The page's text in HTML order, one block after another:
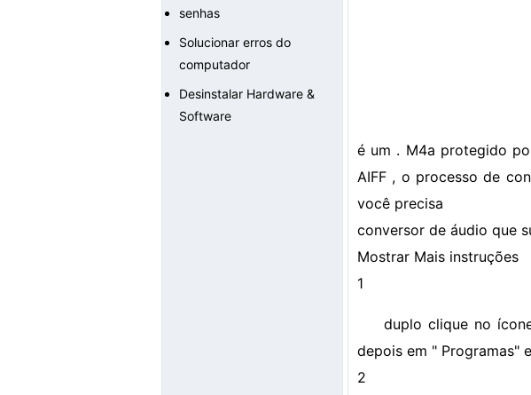
senhas
Solucionar erros do
computador
Desinstalar Hardware &
Software
é um . M4a protegido
AIFF , o processo de
você precisa
conversor de áudio que
Mostrar Mais instruções
1
duplo clique no
depois em " Programas"
2